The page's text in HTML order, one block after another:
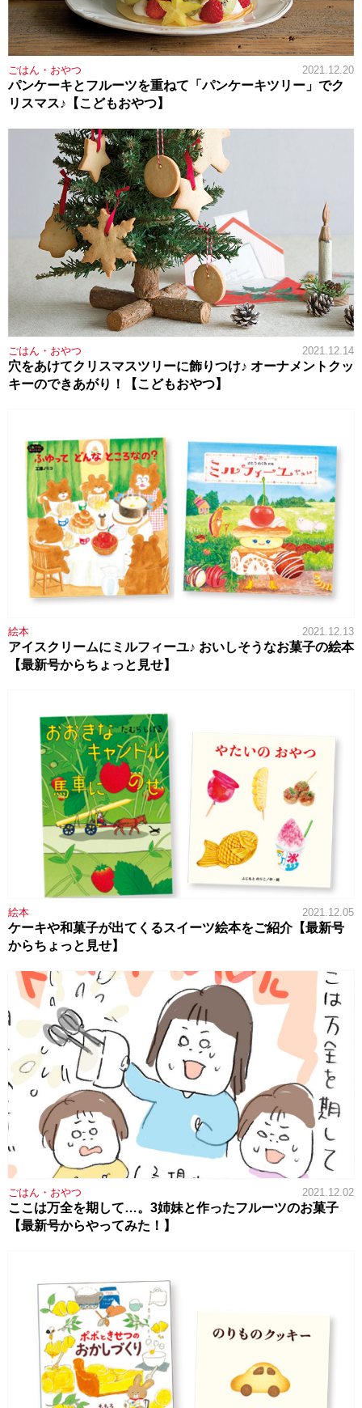
ごはん・おやつ 2021.12.20
パンケーキとフルーツを重ねて「パンケーキツリー」でク
リスマス♪【こどもおやつ】
ごはん・おやつ 2021.12.14
穴をあけてクリスマスツリーに飾りつけ♪ オーナメントクッ
キーのできあがり！【こどもおやつ】
絵本 2021.12.13
アイスクリームにミルフィーユ♪ おいしそうなお菓子の絵本
【最新号からちょっと見せ】
絵本 2021.12.05
ケーキや和菓子が出てくるスイーツ絵本をご紹介【最新号
からちょっと見せ】
ごはん・おやつ 2021.12.02
ここは万全を期して…。3姉妹と作ったフルーツのお菓子
【最新号からやってみた！】